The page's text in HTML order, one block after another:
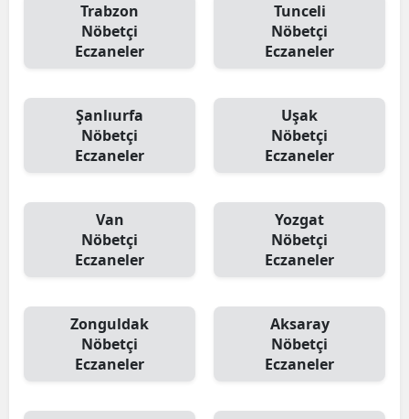
Trabzon
Nöbetçi
Eczaneler
Tunceli
Nöbetçi
Eczaneler
Şanlıurfa
Nöbetçi
Eczaneler
Uşak
Nöbetçi
Eczaneler
Van
Nöbetçi
Eczaneler
Yozgat
Nöbetçi
Eczaneler
Zonguldak
Nöbetçi
Eczaneler
Aksaray
Nöbetçi
Eczaneler